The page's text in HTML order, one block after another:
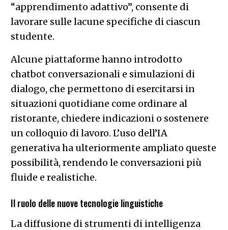
“apprendimento adattivo”, consente di
lavorare sulle lacune specifiche di ciascun
studente.
Alcune piattaforme hanno introdotto
chatbot conversazionali e simulazioni di
dialogo, che permettono di esercitarsi in
situazioni quotidiane come ordinare al
ristorante, chiedere indicazioni o sostenere
un colloquio di lavoro. L’uso dell’IA
generativa ha ulteriormente ampliato queste
possibilità, rendendo le conversazioni più
fluide e realistiche.
Il ruolo delle nuove tecnologie linguistiche
La diffusione di strumenti di intelligenza